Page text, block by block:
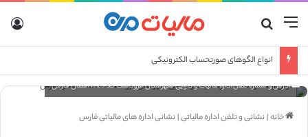
منو
انواع الگوهای صورتحساب الکترونیکی
آدرس و شماره تلفن اداره مالیات و دارایی شهرستان مرودشت کد 1725 استان فارس
خانه| نشانی و تلفن اداره مالیاتی| نشانی اداره های مالیاتی فارس